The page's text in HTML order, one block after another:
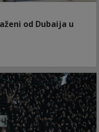
od Dubaija u